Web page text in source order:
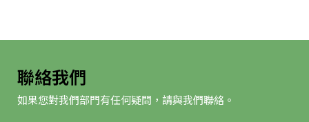
聯絡我們
如果您對我們部門有任何疑問，請與我們聯絡。